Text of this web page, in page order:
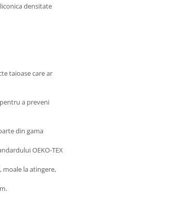
densitate
taioase care ar
a preveni
din gama
OEKO-TEX
moale la atingere,